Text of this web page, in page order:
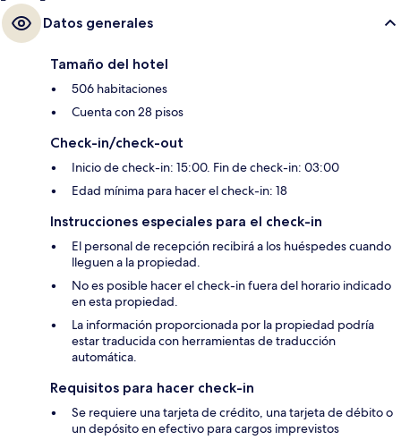
Datos generales
Tamaño del hotel
506 habitaciones
Cuenta con 28 pisos
Check-in/check-out
Inicio de check-in: 15:00. Fin de check-in: 03:00
Edad mínima para hacer el check-in: 18
Instrucciones especiales para el check-in
El personal de recepción recibirá a los huéspedes cuando
lleguen a la propiedad.
No es posible hacer el check-in fuera del horario indicado
en esta propiedad.
La información proporcionada por la propiedad podría
estar traducida con herramientas de traducción
automática.
Requisitos para hacer check-in
Se requiere una tarjeta de crédito, una tarjeta de débito o
un depósito en efectivo para cargos imprevistos